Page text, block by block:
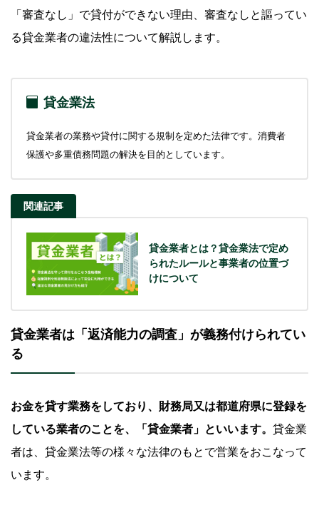
自分の信用情報を確認する
審査なし・最短即日でお金を借りる方法
クレジットカードのキャッシング枠を利用する
保険の契約者貸付制度を利用する
質屋を利用する
貯金担保自動貸付を利用する
公的融資制度を利用する方法もある
審査が不安な方はSMBCモビットの「お借入診
断」をご利用ください
「審査なし」で貸付ができない理由、審査なしと謳ってい
る貸金業者の違法性について解説します。
貸金業法
貸金業者の業務や貸付に関する規制を定めた法律です。消費者
保護や多重債務問題の解決を目的としています。
関連記事
貸金業者とは？貸金業法で定め
られたルールと事業者の位置づ
けについて
貸金業者は「返済能力の調査」が義務付けられてい
る
お金を貸す業務をしており、財務局又は都道府県に登録を
している業者のことを、「貸金業者」といいます。 貸金業
者は、貸金業法等の様々な法律のもとで営業をおこなって
います。